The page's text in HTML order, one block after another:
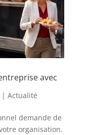
avec
Actualité
demande de
organisation.